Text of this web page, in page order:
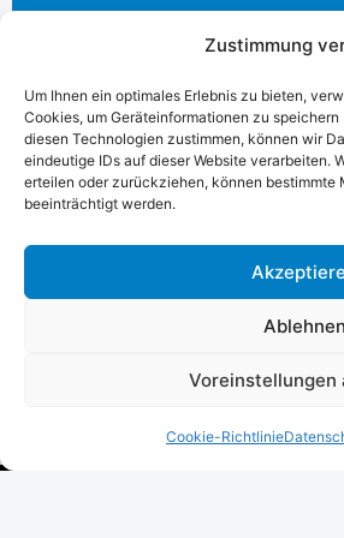
Zustimmung
Um Ihnen ein optimales Erlebnis zu bieten,
Cookies, um Geräteinformationen zu
diesen Technologien zustimmen, können wir
eindeutige IDs auf dieser Website verarbeiten.
erteilen oder zurückziehen, können bestimmte
beeinträchtigt werden.
Ablehnen
Voreinstellungen
Cookie-Richtlinie